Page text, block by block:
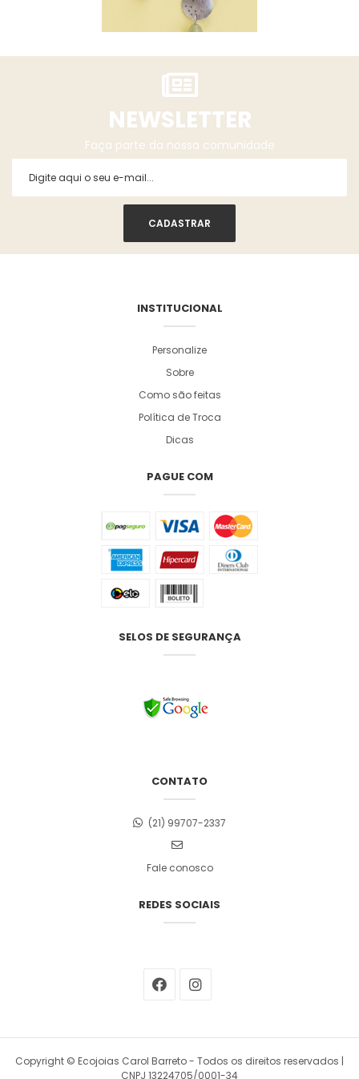
NEWSLETTER
Faça parte da nossa comunidade
INSTITUCIONAL
Personalize
Sobre
Como são feitas
Política de Troca
Dicas
PAGUE COM
SELOS DE SEGURANÇA
CONTATO
(21) 99707-2337
Fale conosco
REDES SOCIAIS
Copyright © Ecojoias Carol Barreto - Todos os direitos reservados |
CNPJ 13224705/0001-34